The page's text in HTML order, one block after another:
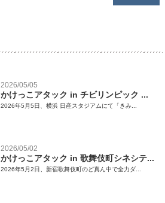
2026/05/05
かけっこアタック in チビリンピック ...
2026年5月5日、横浜 日産スタジアムにて「きみ...
2026/05/02
かけっこアタック in 歌舞伎町シネシテ...
2026年5月2日、新宿歌舞伎町のど真ん中で全力ダ...